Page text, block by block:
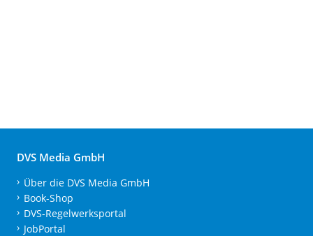
DVS Media GmbH
Über die DVS Media GmbH
Book-Shop
DVS-Regelwerksportal
JobPortal